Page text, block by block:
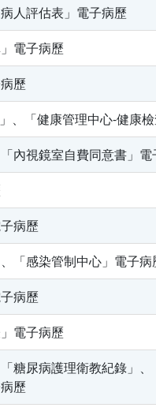
人評估表」電子病歷
電子病歷
歷
」、「健康管理中心-健康
內視鏡室自費同意書」電
病歷
「感染管制中心」電子病
病歷
電子病歷
糖尿病護理衛教紀錄」
歷